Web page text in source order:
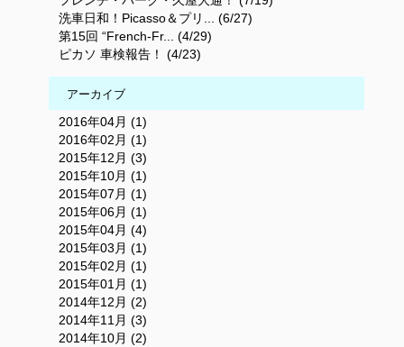
洗車日和！Picasso＆プリ... (6/27)
第15回 “French-Fr... (4/29)
ピカソ 車検報告！ (4/23)
アーカイブ
2016年04月 (1)
2016年02月 (1)
2015年12月 (3)
2015年10月 (1)
2015年07月 (1)
2015年06月 (1)
2015年04月 (4)
2015年03月 (1)
2015年02月 (1)
2015年01月 (1)
2014年12月 (2)
2014年11月 (3)
2014年10月 (2)